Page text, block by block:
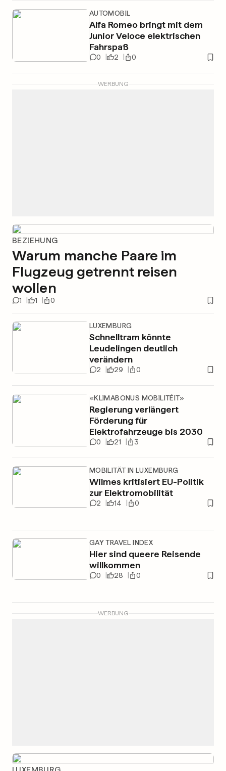
AUTOMOBIL
Alfa Romeo bringt mit dem
Junior Veloce elektrischen
Fahrspaß
0 2 0
WERBUNG
BEZIEHUNG
Warum manche Paare im
Flugzeug getrennt reisen
wollen
1 1 0
LUXEMBURG
Schnelltram könnte
Leudelingen deutlich
verändern
2 29 0
«KLIMABONUS MOBILITÉIT»
Regierung verlängert
Förderung für
Elektrofahrzeuge bis 2030
0 21 3
MOBILITÄT IN LUXEMBURG
Wilmes kritisiert EU-Politik
zur Elektromobilität
2 14 0
GAY TRAVEL INDEX
Hier sind queere Reisende
willkommen
0 28 0
WERBUNG